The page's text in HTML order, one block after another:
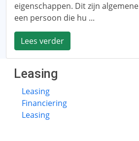
eigenschappen. Dit zijn
een persoon die hu ...
Lees verder
Leasing
Leasing
Financiering
Leasing